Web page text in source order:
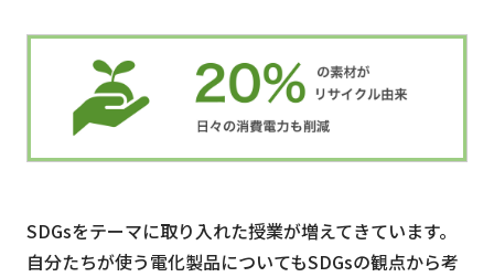
SDGsをテーマに取り入れた授業が増えてきています。
自分たちが使う電化製品についてもSDGsの観点から考